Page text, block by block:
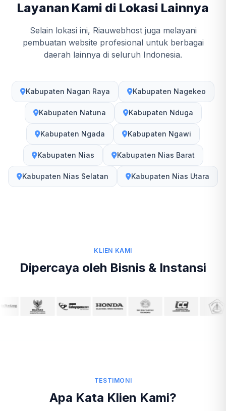
Layanan Kami di Lokasi Lainnya
Selain lokasi ini, Riauwebhost juga melayani
pembuatan website profesional untuk berbagai
daerah lainnya di seluruh Indonesia.
Kabupaten Nagan Raya Kabupaten Nagekeo
Kabupaten Natuna Kabupaten Nduga
Kabupaten Ngada Kabupaten Ngawi
Kabupaten Nias Kabupaten Nias Barat
Kabupaten Nias Selatan Kabupaten Nias Utara
KLIEN KAMI
Dipercaya oleh Bisnis & Instansi
TESTIMONI
Apa Kata Klien Kami?